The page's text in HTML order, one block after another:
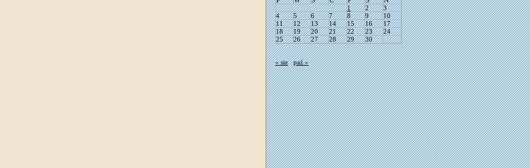
1
2
3
4
5 6 7 8 9
10
11
12 13 14 15 16
17
18
19 20 21 22 23
24
25
26 27 28 29 30
« sie paź »